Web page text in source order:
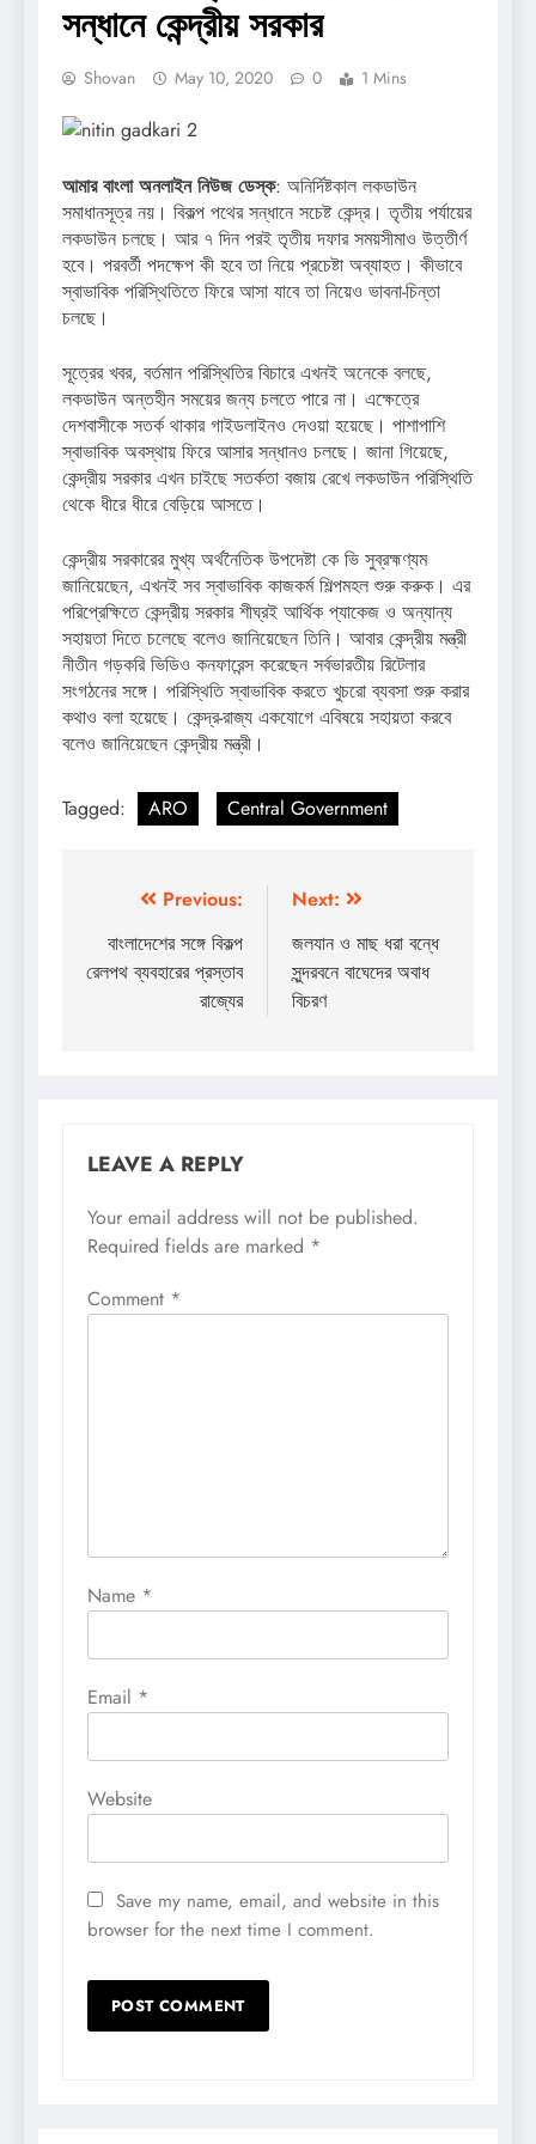
সন্ধানে কেন্দ্রীয় সরকার
Shovan May 10, 2020 0 1 Mins
আমার বাংলা অনলাইন নিউজ ডেস্ক: অনির্দিষ্টকাল লকডাউন
সমাধানসূত্র নয়। বিকল্প পথের সন্ধানে সচেষ্ট কেন্দ্র। তৃতীয় পর্যায়ের
লকডাউন চলছে। আর ৭ দিন পরই তৃতীয় দফার সময়সীমাও উত্তীর্ণ
হবে। পরবর্তী পদক্ষেপ কী হবে তা নিয়ে প্রচেষ্টা অব্যাহত। কীভাবে
স্বাভাবিক পরিস্থিতিতে ফিরে আসা যাবে তা নিয়েও ভাবনা-চিন্তা
চলছে।
সূত্রের খবর, বর্তমান পরিস্থিতির বিচারে এখনই অনেকে বলছে,
লকডাউন অন্তহীন সময়ের জন্য চলতে পারে না। এক্ষেত্রে
দেশবাসীকে সতর্ক থাকার গাইডলাইনও দেওয়া হয়েছে। পাশাপাশি
স্বাভাবিক অবস্থায় ফিরে আসার সন্ধানও চলছে। জানা গিয়েছে,
কেন্দ্রীয় সরকার এখন চাইছে সতর্কতা বজায় রেখে লকডাউন পরিস্থিতি
থেকে ধীরে ধীরে বেড়িয়ে আসতে।
কেন্দ্রীয় সরকারের মুখ্য অর্থনৈতিক উপদেষ্টা কে ভি সুব্রহ্মণ্যম
জানিয়েছেন, এখনই সব স্বাভাবিক কাজকর্ম শিল্পমহল শুরু করুক। এর
পরিপ্রেক্ষিতে কেন্দ্রীয় সরকার শীঘ্রই আর্থিক প্যাকেজ ও অন্যান্য
সহায়তা দিতে চলেছে বলেও জানিয়েছেন তিনি। আবার কেন্দ্রীয় মন্ত্রী
নীতীন গড়করি ভিডিও কনফারেন্স করেছেন সর্বভারতীয় রিটেলার
সংগঠনের সঙ্গে। পরিস্থিতি স্বাভাবিক করতে খুচরো ব্যবসা শুরু করার
কথাও বলা হয়েছে। কেন্দ্র-রাজ্য একযোগে এবিষয়ে সহায়তা করবে
বলেও জানিয়েছেন কেন্দ্রীয় মন্ত্রী।
Tagged: ARO Central Government
navigation
Previous:
বাংলাদেশের সঙ্গে বিকল্প
রেলপথ ব্যবহারের প্রস্তাব
রাজ্যের
Next:
জলযান ও মাছ ধরা বন্ধে
সুন্দরবনে বাঘেদের অবাধ
বিচরণ
LEAVE A REPLY
Your email address will not be published.
Required fields are marked *
Comment *
Name *
Email *
Website
Save my name, email, and website in this
browser for the next time I comment.